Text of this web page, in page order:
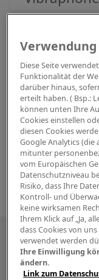
Besuchen
Verwendung
Diese Seite
Funktionalität der
darüber hinaus,
erteilt haben. ( Bsp.:
können unten Ihre
Cookies einstellen
diesen Cookies
Google Analytics (die
mitunter
vom Europäischen
Datenschutzniveau
Risiko, dass Ihre
Kontroll- und
keine wirksamen
Ihrem Klick auf „Ja,
dass Cookies von
verwendet werden
Ihre Einwilligung
ändern.
Link zum